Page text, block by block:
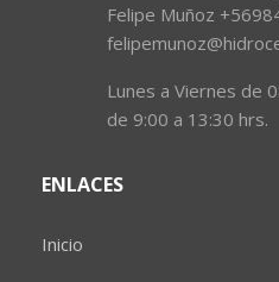
Felipe Muñoz
Lunes a Viernes de
de 9:00 a 13:30 hrs.
ENLACES
Inicio